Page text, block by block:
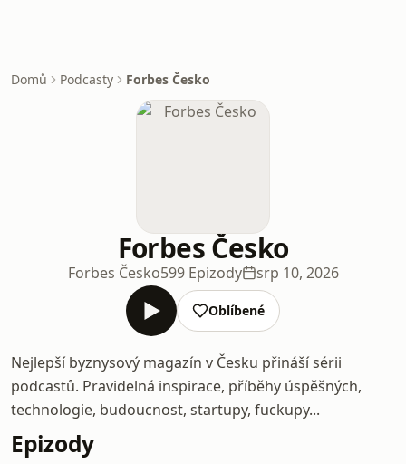
Domů Podcasty Forbes Česko
Forbes Česko
Forbes Česko599 Epizody srp 10, 2026
Oblíbené
Nejlepší byznysový magazín v Česku přináší sérii
podcastů. Pravidelná inspirace, příběhy úspěšných,
technologie, budoucnost, startupy, fuckupy...
Epizody